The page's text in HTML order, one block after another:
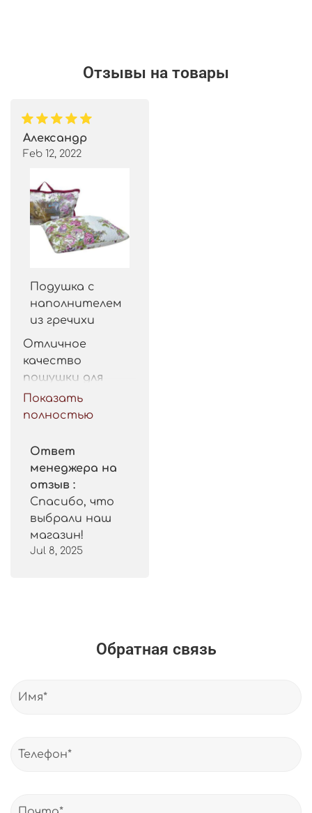
Отзывы на товары
Александр
Feb 12, 2022
Подушка с
наполнителем
из гречихи
Отличное
качество
пошушки для
такой цены.
Рекомендую.
Показать
полностью
Ответ
менеджера на
отзыв :
Спасибо, что
выбрали наш
магазин!
Jul 8, 2025
Обратная связь